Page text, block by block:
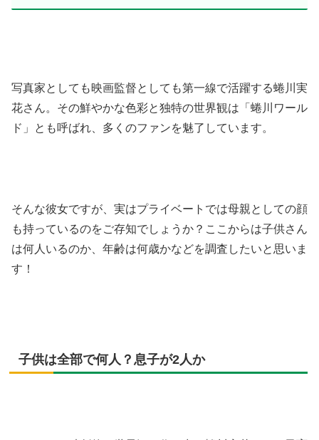
写真家としても映画監督としても第一線で活躍する蜷川実
花さん。その鮮やかな色彩と独特の世界観は「蜷川ワール
ド」とも呼ばれ、多くのファンを魅了しています。
そんな彼女ですが、実はプライベートでは母親としての顔
も持っているのをご存知でしょうか？ここからは子供さん
は何人いるのか、年齢は何歳かなどを調査したいと思いま
す！
子供は全部で何人？息子が2人か